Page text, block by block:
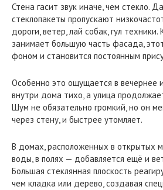
Стена гасит звук иначе, чем стекло.
стеклопакеты пропускают
дороги, ветер, лай собак, гул техники.
занимает большую часть фасада,
фоном и становится постоянным
Особенно это ощущается в вечернее
внутри дома тихо, а улица
Шум не обязательно громкий, но он
через стену, и быстрее утомляет.
В домах, расположенных в открытых
воды, в полях — добавляется ещё и
Большая стеклянная плоскость
чем кладка или дерево, создавая